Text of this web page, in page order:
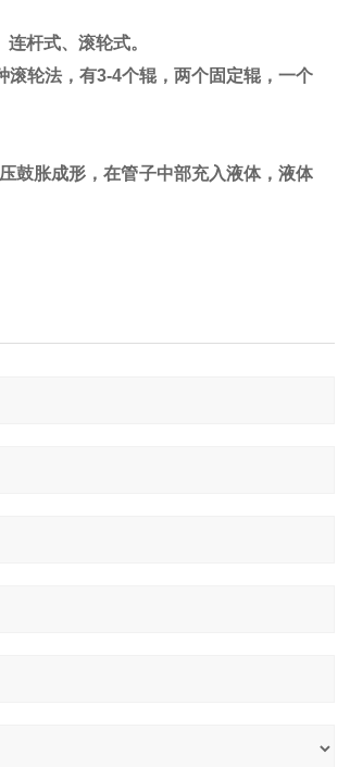
杆式、滚轮式。
轮法，有3-4个辊，两个固定辊，一个
鼓胀成形，在管子中部充入液体，液体